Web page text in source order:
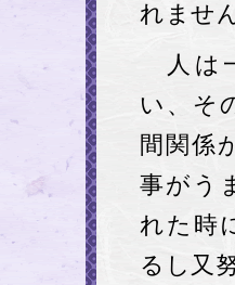
れませ
人は
い、そ
間関係
事がう
れた時
るし又